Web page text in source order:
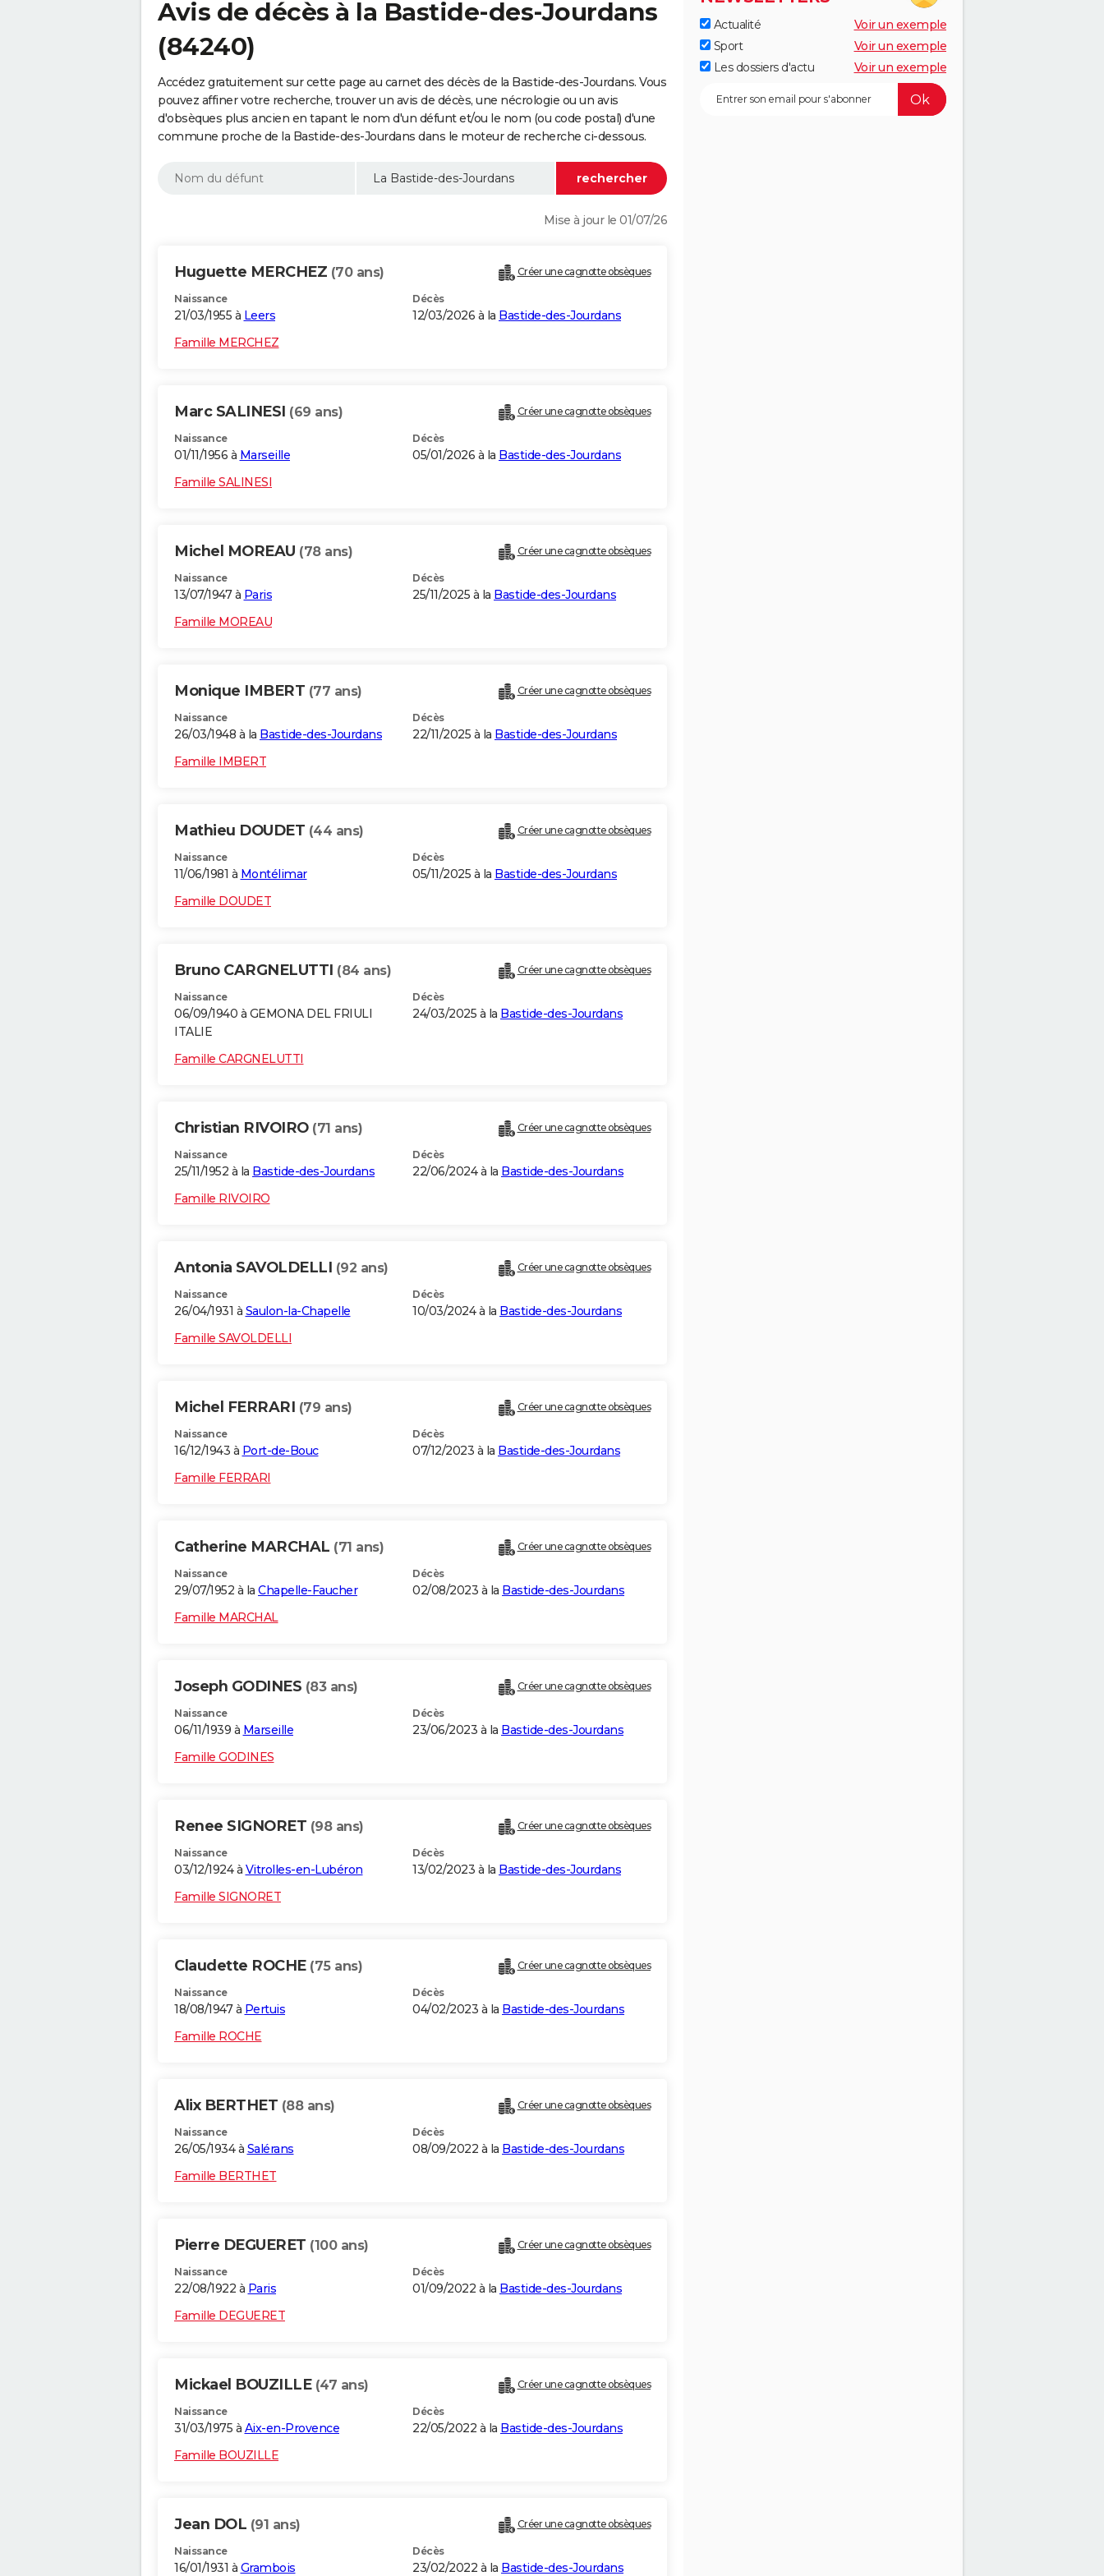
Avis de décès à la Bastide-des-Jourdans
(84240)
Accédez gratuitement sur cette page au carnet des décès de la Bastide-des-Jourdans. Vous
pouvez affiner votre recherche, trouver un avis de décès, une nécrologie ou un avis
d'obsèques plus ancien en tapant le nom d'un défunt et/ou le nom (ou code postal) d'une
commune proche de la Bastide-des-Jourdans dans le moteur de recherche ci-dessous.
Mise à jour le 01/07/26
Huguette MERCHEZ (70 ans) Créer une cagnotte obsèques
Naissance
21/03/1955 à Leers
Décès
12/03/2026 à la Bastide-des-Jourdans
Famille MERCHEZ
Marc SALINESI (69 ans) Créer une cagnotte obsèques
Naissance
01/11/1956 à Marseille
Décès
05/01/2026 à la Bastide-des-Jourdans
Famille SALINESI
Michel MOREAU (78 ans) Créer une cagnotte obsèques
Naissance
13/07/1947 à Paris
Décès
25/11/2025 à la Bastide-des-Jourdans
Famille MOREAU
Monique IMBERT (77 ans) Créer une cagnotte obsèques
Naissance
26/03/1948 à la Bastide-des-Jourdans
Décès
22/11/2025 à la Bastide-des-Jourdans
Famille IMBERT
Mathieu DOUDET (44 ans) Créer une cagnotte obsèques
Naissance
11/06/1981 à Montélimar
Décès
05/11/2025 à la Bastide-des-Jourdans
Famille DOUDET
Bruno CARGNELUTTI (84 ans) Créer une cagnotte obsèques
Naissance
06/09/1940 à GEMONA DEL FRIULI
ITALIE
Décès
24/03/2025 à la Bastide-des-Jourdans
Famille CARGNELUTTI
Christian RIVOIRO (71 ans) Créer une cagnotte obsèques
Naissance
25/11/1952 à la Bastide-des-Jourdans
Décès
22/06/2024 à la Bastide-des-Jourdans
Famille RIVOIRO
Antonia SAVOLDELLI (92 ans) Créer une cagnotte obsèques
Naissance
26/04/1931 à Saulon-la-Chapelle
Décès
10/03/2024 à la Bastide-des-Jourdans
Famille SAVOLDELLI
Michel FERRARI (79 ans) Créer une cagnotte obsèques
Naissance
16/12/1943 à Port-de-Bouc
Décès
07/12/2023 à la Bastide-des-Jourdans
Famille FERRARI
Catherine MARCHAL (71 ans) Créer une cagnotte obsèques
Naissance
29/07/1952 à la Chapelle-Faucher
Décès
02/08/2023 à la Bastide-des-Jourdans
Famille MARCHAL
Joseph GODINES (83 ans) Créer une cagnotte obsèques
Naissance
06/11/1939 à Marseille
Décès
23/06/2023 à la Bastide-des-Jourdans
Famille GODINES
Renee SIGNORET (98 ans) Créer une cagnotte obsèques
Naissance
03/12/1924 à Vitrolles-en-Lubéron
Décès
13/02/2023 à la Bastide-des-Jourdans
Famille SIGNORET
Claudette ROCHE (75 ans) Créer une cagnotte obsèques
Naissance
18/08/1947 à Pertuis
Décès
04/02/2023 à la Bastide-des-Jourdans
Famille ROCHE
Alix BERTHET (88 ans) Créer une cagnotte obsèques
Naissance
26/05/1934 à Salérans
Décès
08/09/2022 à la Bastide-des-Jourdans
Famille BERTHET
Pierre DEGUERET (100 ans) Créer une cagnotte obsèques
Naissance
22/08/1922 à Paris
Décès
01/09/2022 à la Bastide-des-Jourdans
Famille DEGUERET
Mickael BOUZILLE (47 ans) Créer une cagnotte obsèques
Naissance
31/03/1975 à Aix-en-Provence
Décès
22/05/2022 à la Bastide-des-Jourdans
Famille BOUZILLE
Jean DOL (91 ans) Créer une cagnotte obsèques
Naissance
16/01/1931 à Grambois
Décès
23/02/2022 à la Bastide-des-Jourdans
Actualité
Voir un exemple
Sport
Voir un exemple
Les dossiers d'actu
Voir un exemple